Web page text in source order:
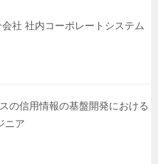
社 社内コーポレートシステム
の信用情報の基盤開発における
ニア